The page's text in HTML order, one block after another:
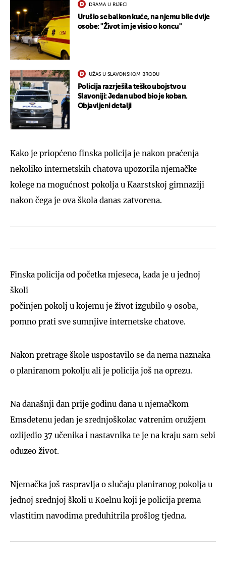
DRAMA U RIJECI
Urušio se balkon kuće, na njemu bile dvije
osobe: "Život im je visio o koncu"
UŽAS U SLAVONSKOM BRODU
Policija razrješila teško ubojstvo u
Slavoniji: Jedan ubod bio je koban.
Objavljeni detalji
Kako je priopćeno finska policija je nakon praćenja
nekoliko internetskih chatova upozorila njemačke
kolege na mogućnost pokolja u Kaarstskoj gimnaziji
nakon čega je ova škola danas zatvorena.
Finska policija od početka mjeseca, kada je u jednoj
školi
počinjen pokolj u kojemu je život izgubilo 9 osoba,
pomno prati sve sumnjive internetske chatove.
Nakon pretrage škole uspostavilo se da nema naznaka
o planiranom pokolju ali je policija još na oprezu.
Na današnji dan prije godinu dana u njemačkom
Emsdetenu jedan je srednjoškolac vatrenim oružjem
ozlijedio 37 učenika i nastavnika te je na kraju sam sebi
oduzeo život.
Njemačka još raspravlja o slučaju planiranog pokolja u
jednoj srednjoj školi u Koelnu koji je policija prema
vlastitim navodima preduhitrila prošlog tjedna.